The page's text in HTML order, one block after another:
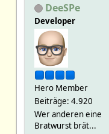
DeeSPe
Developer
Hero Member
Beiträge: 4.920
Wer anderen eine
Bratwurst brät...